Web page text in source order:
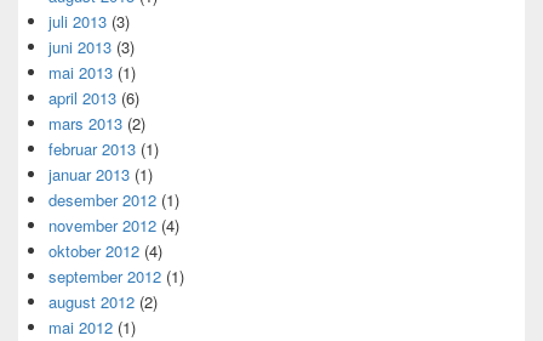
juli 2013 (3)
juni 2013 (3)
mai 2013 (1)
april 2013 (6)
mars 2013 (2)
februar 2013 (1)
januar 2013 (1)
desember 2012 (1)
november 2012 (4)
oktober 2012 (4)
september 2012 (1)
august 2012 (2)
mai 2012 (1)